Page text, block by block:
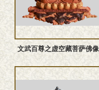
文武百尊之虚空藏菩萨佛像